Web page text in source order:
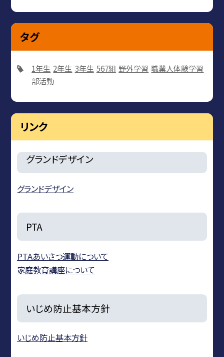
タグ
1年生 2年生 3年生 567組 野外学習 職業人体験学習
部活動
リンク
グランドデザイン
グランドデザイン
PTA
PTAあいさつ運動について
家庭教育講座について
いじめ防止基本方針
いじめ防止基本方針